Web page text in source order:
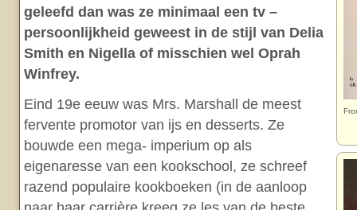
geleefd dan was ze minimaal een tv –
persoonlijkheid geweest in de stijl van Delia
Smith en Nigella of misschien wel Oprah
Winfrey.
Eind 19e eeuw was Mrs. Marshall de meest
fervente promotor van ijs en desserts. Ze
bouwde een mega- imperium op als
eigenaresse van een kookschool, ze schreef
razend populaire kookboeken (in de aanloop